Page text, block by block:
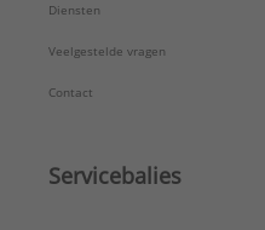
Diensten
Veelgestelde vragen
Contact
Servicebalies